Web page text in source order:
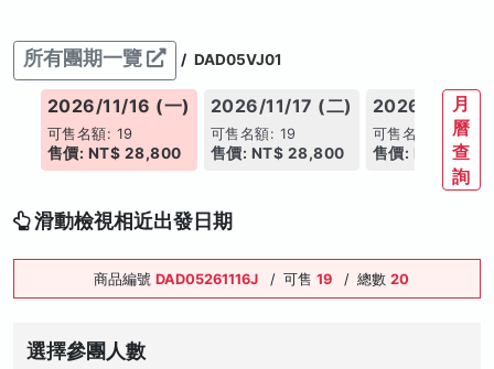
所有團期一覽 / DAD05VJ01
2026/11/16 (一)
可售名額: 19
售價: NT$ 28,800
2026/11/17 (二)
可售名額: 19
售價: NT$ 28,800
2026/11/18 (
可售名額: 19
售價: NT$
月
曆
查
詢
滑動檢視相近出發日期
商品編號 DAD05261116J / 可售 19 / 總數 20
選擇參團人數